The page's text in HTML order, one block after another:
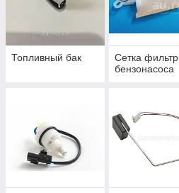
Топливный бак
Сетка фильтр
бензонасоса